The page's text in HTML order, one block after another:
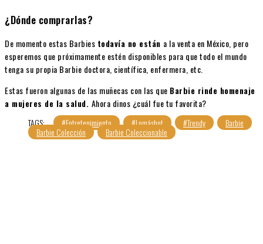
¿Dónde comprarlas?
De momento estas Barbies todavía no están a la venta en México, pero
esperemos que próximamente estén disponibles para que todo el mundo
tenga su propia Barbie doctora, científica, enfermera, etc.
Estas fueron algunas de las muñecas con las que Barbie rinde homenaje
a mujeres de la salud. Ahora dinos ¿cuál fue tu favorita?
TAGS:
#Entretenimiento #Lomáshot #Trendy Barbie
Barbie Colección Barbie Coleccionable